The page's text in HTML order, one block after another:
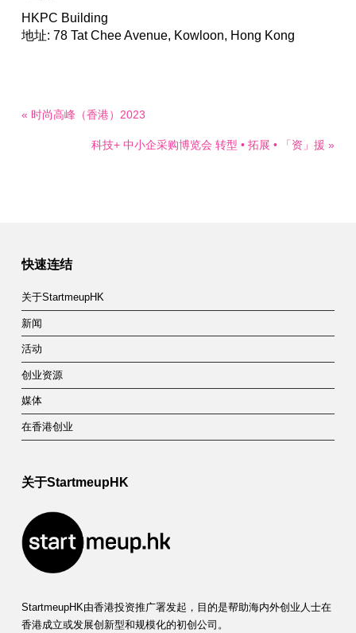
HKPC Building
地址: 78 Tat Chee Avenue, Kowloon, Hong Kong
« 时尚高峰（香港）2023
科技+ 中小企采购博览会 转型 • 拓展 • 「资」援 »
快速连结
关于StartmeupHK
新闻
活动
创业资源
媒体
在香港创业
关于StartmeupHK
StartmeupHK由香港投资推广署发起，目的是帮助海内外创业人士在
香港成立或发展创新型和规模化的初创公司。